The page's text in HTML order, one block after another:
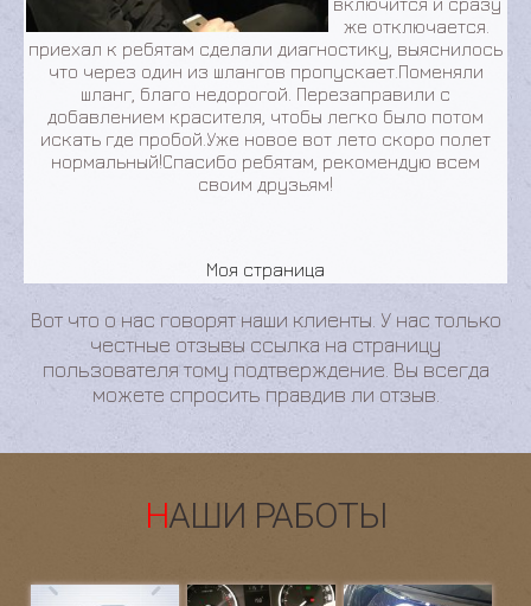
МИХАЙЛОВ
Заезжал на своём дастере к этим ребятам, сделали
диагностику, оказалось дырочка в радиаторе, видимо
попал камень. Вообщем решили поменять радиатор,
перезаправили полностью и поставили защитную
сетку чтобы избежать в будущем таких проблем!
Моя страница
Вот что о нас говорят наши клиенты. У нас только
честные отзывы ссылка на страницу